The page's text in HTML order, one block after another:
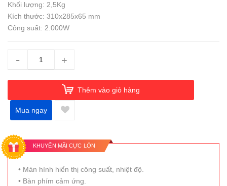
Khối lượng: 2,5Kg
Kích thước: 310x285x65 mm
Công suất: 2.000W
- +
Thêm vào giỏ hàng
Mua ngay
KHUYẾN MÃI CỰC LỚN
• Màn hình hiển thị công suất, nhiệt độ.
• Bàn phím cảm ứng.